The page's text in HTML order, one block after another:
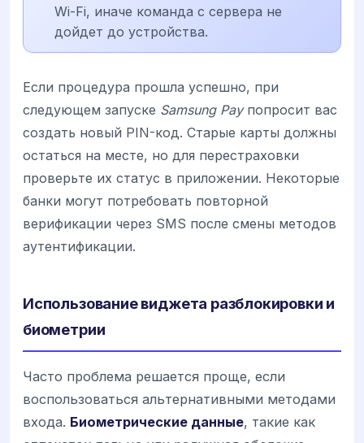
Wi-Fi, иначе команда с сервера не
дойдет до устройства.
Если процедура прошла успешно, при
следующем запуске Samsung Payпопросит вас
создать новый PIN-код. Старые карты должны
остаться на месте, но для перестраховки
проверьте их статус в приложении. Некоторые
банки могут потребовать повторной
верификации через SMS после смены методов
аутентификации.
Использование виджета разблокировки и
биометрии
Часто проблема решается проще, если
воспользоваться альтернативными методами
входа. Биометрические данные, такие как